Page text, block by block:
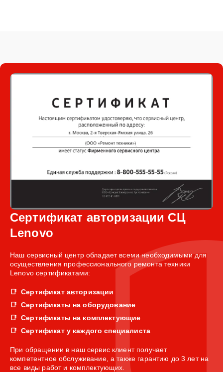
Сертификат авторизации СЦ
Lenovo
Наш сервисный центр обладает всеми необходимыми для
осуществления профессионального ремонта техники
Lenovo сертификатами:
Сертификат авторизации
Сертификаты на оборудование
Сертификаты на комплектующие
Сертификат у каждого специалиста
При обращении в наш сервис клиент получает
компетентное обслуживание, а также гарантию до 3 лет на
все виды работ и комплектующих.